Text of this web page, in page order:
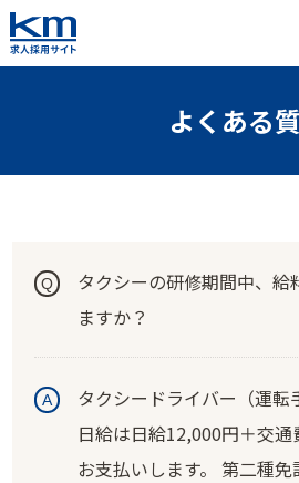
よくある
タクシーの研修期間中、給
ますか？
タクシードライバー（運転
日給は日給12,000円＋交
お支払いします。 第二種